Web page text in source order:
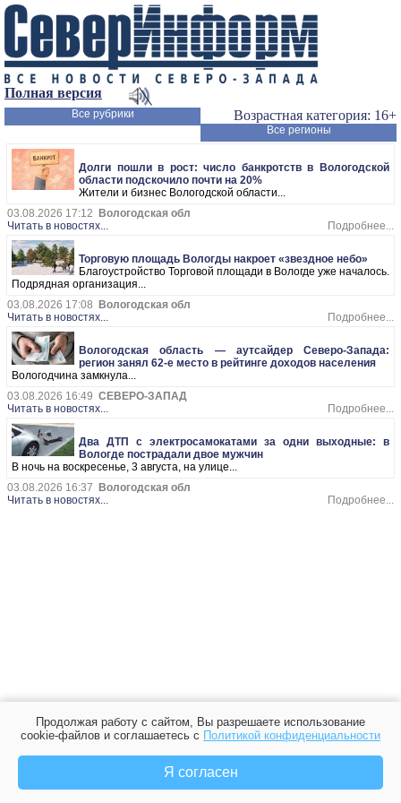
Полная версия
Возрастная категория: 16+
Все рубрики
Все регионы
Долги пошли в рост: число банкротств в Вологодской
области подскочило почти на 20%
Жители и бизнес Вологодской области...
03.08.2026 17:12
Вологодская обл
Читать в новостях...
Подробнее...
Торговую площадь Вологды накроет «звездное небо»
Благоустройство Торговой площади в Вологде уже началось.
Подрядная организация...
03.08.2026 17:08
Вологодская обл
Читать в новостях...
Подробнее...
Вологодская область — аутсайдер Северо-Запада:
регион занял 62-е место в рейтинге доходов населения
Вологодчина замкнула...
03.08.2026 16:49 СЕВЕРО-ЗАПАД
Читать в новостях...
Подробнее...
Два ДТП с электросамокатами за одни выходные: в
Вологде пострадали двое мужчин
В ночь на воскресенье, 3 августа, на улице...
03.08.2026 16:37
Вологодская обл
Читать в новостях...
Подробнее...
Продолжая работу с сайтом, Вы разрешаете использование
cookie-файлов и соглашаетесь с Политикой конфиденциальности
Я согласен